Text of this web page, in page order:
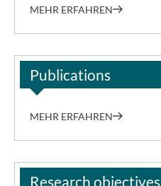
MEHR ERFAHREN
Publications
MEHR ERFAHREN
Research objectives